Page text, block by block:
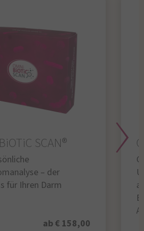
SCAN®
– der
für Ihren Darm
ab € 158,00